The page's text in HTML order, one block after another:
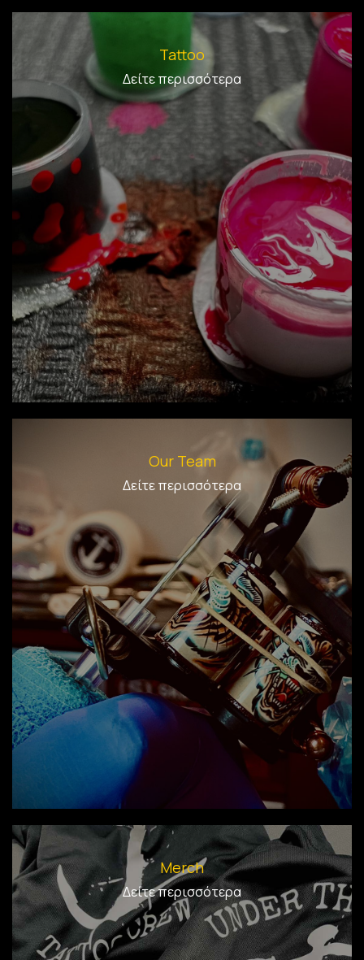
Tattoo
Δείτε περισσότερα
Our Team
Δείτε περισσότερα
Merch
Δείτε περισσότερα